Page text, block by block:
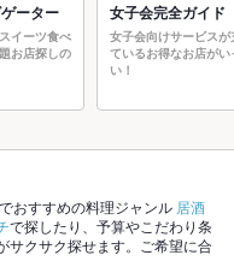
ーター
イーツ食べ
お店探しの
女子会完全ガイド
女子会向けサービスが
ているお得なお店がい
い！
おすすめの料理ジャンル 居酒
で探したり、予算やこだわり条
サクサク探せます。ご希望に合